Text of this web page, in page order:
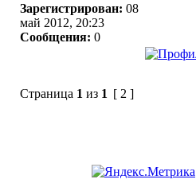
Зарегистрирован: 08
май 2012, 20:23
Сообщения: 0
Страница 1 из 1 [ 2 ]